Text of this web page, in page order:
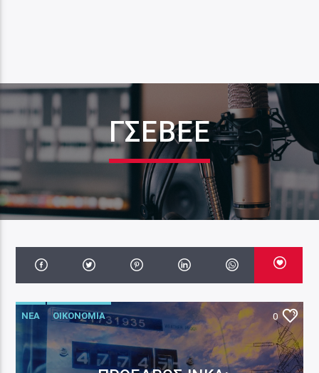
ΓΣΕΒΕΕ
ΝΕΑ ΟΙΚΟΝΟΜΙΑ 0